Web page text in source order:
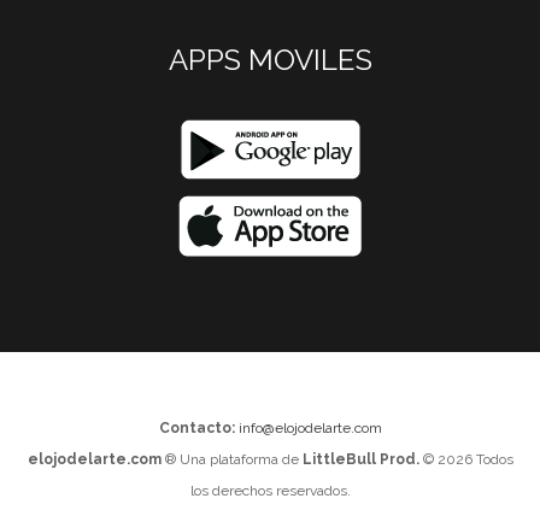
APPS MOVILES
Contacto: info@elojodelarte.com
elojodelarte.com® Una plataforma de LittleBull Prod.© 2026 Todos
los derechos reservados.